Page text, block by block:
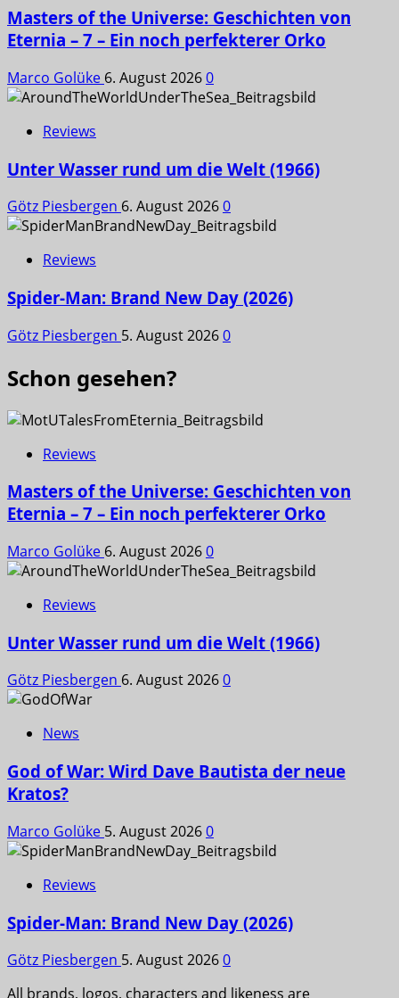
Masters of the Universe: Geschichten von
Eternia – 7 – Ein noch perfekterer Orko
Marco Golüke 6. August 20260
Reviews
Unter Wasser rund um die Welt (1966)
Götz Piesbergen 6. August 20260
Reviews
Spider-Man: Brand New Day (2026)
Götz Piesbergen 5. August 20260
Schon gesehen?
Reviews
Masters of the Universe: Geschichten von
Eternia – 7 – Ein noch perfekterer Orko
Marco Golüke 6. August 20260
Reviews
Unter Wasser rund um die Welt (1966)
Götz Piesbergen 6. August 20260
News
God of War: Wird Dave Bautista der neue
Kratos?
Marco Golüke 5. August 20260
Reviews
Spider-Man: Brand New Day (2026)
Götz Piesbergen 5. August 20260
All brands, logos, characters and likeness are